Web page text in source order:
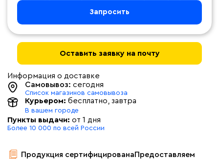
Запросить
Оставить заявку на почту
Информация о доставке
Самовывоз: сегодня
Список магазинов самовывоза
Курьером: бесплатно , завтра
В вашем городе
Пункты выдачи: от 1 дня
Более 10 000 по всей России
Продукция сертифицированаПредоставляем